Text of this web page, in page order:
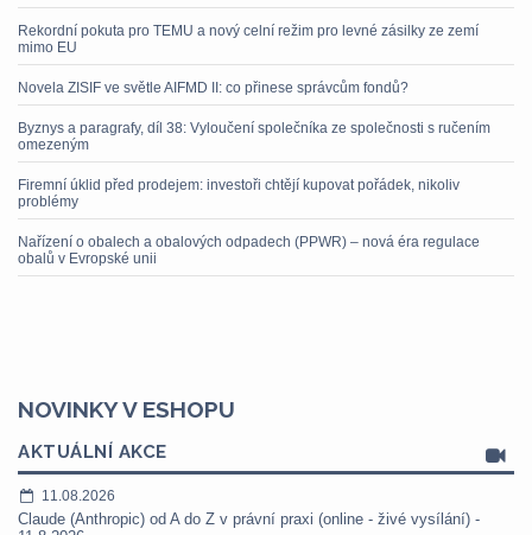
Rekordní pokuta pro TEMU a nový celní režim pro levné zásilky ze zemí
mimo EU
Novela ZISIF ve světle AIFMD II: co přinese správcům fondů?
Byznys a paragrafy, díl 38: Vyloučení společníka ze společnosti s ručením
omezeným
Firemní úklid před prodejem: investoři chtějí kupovat pořádek, nikoliv
problémy
Nařízení o obalech a obalových odpadech (PPWR) – nová éra regulace
obalů v Evropské unii
NOVINKY V ESHOPU
AKTUÁLNÍ AKCE
11.08.2026
Claude (Anthropic) od A do Z v právní praxi (online - živé vysílání) -